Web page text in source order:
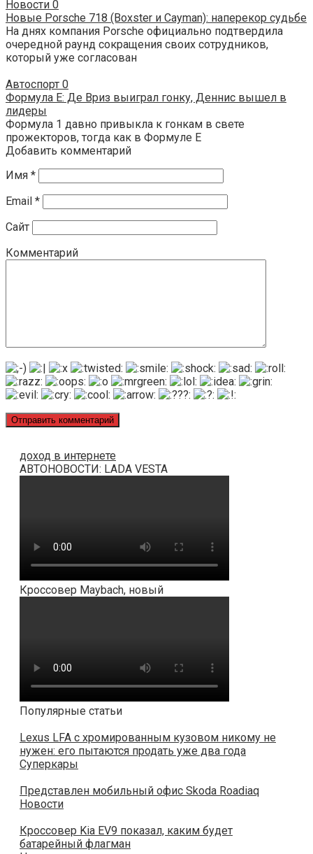
Новости 0
Новые Porsche 718 (Boxster и Cayman): наперекор судьбе
На днях компания Porsche официально подтвердила
очередной раунд сокращения своих сотрудников,
который уже согласован
Автоспорт 0
Формула E: Де Вриз выиграл гонку, Деннис вышел в
лидеры
Формула 1 давно привыкла к гонкам в свете
прожекторов, тогда как в Формуле E
Добавить комментарий
Имя *
Email *
Сайт
Комментарий
доход в интернете
АВТОНОВОСТИ: LADA VESTA
Кроссовер Maybach, новый
Популярные статьи
Lexus LFA с хромированным кузовом никому не
нужен: его пытаются продать уже два года
Суперкары
Представлен мобильный офис Skoda Roadiaq
Новости
Кроссовер Kia EV9 показал, каким будет
батарейный флагман